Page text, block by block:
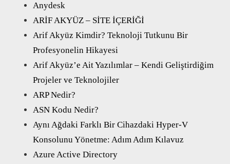
Anydesk
ARİF AKYÜZ – SİTE İÇERİĞİ
Arif Akyüz Kimdir? Teknoloji Tutkunu Bir
Profesyonelin Hikayesi
Arif Akyüz’e Ait Yazılımlar – Kendi Geliştirdiğim
Projeler ve Teknolojiler
ARP Nedir?
ASN Kodu Nedir?
Aynı Ağdaki Farklı Bir Cihazdaki Hyper-V
Konsolunu Yönetme: Adım Adım Kılavuz
Azure Active Directory